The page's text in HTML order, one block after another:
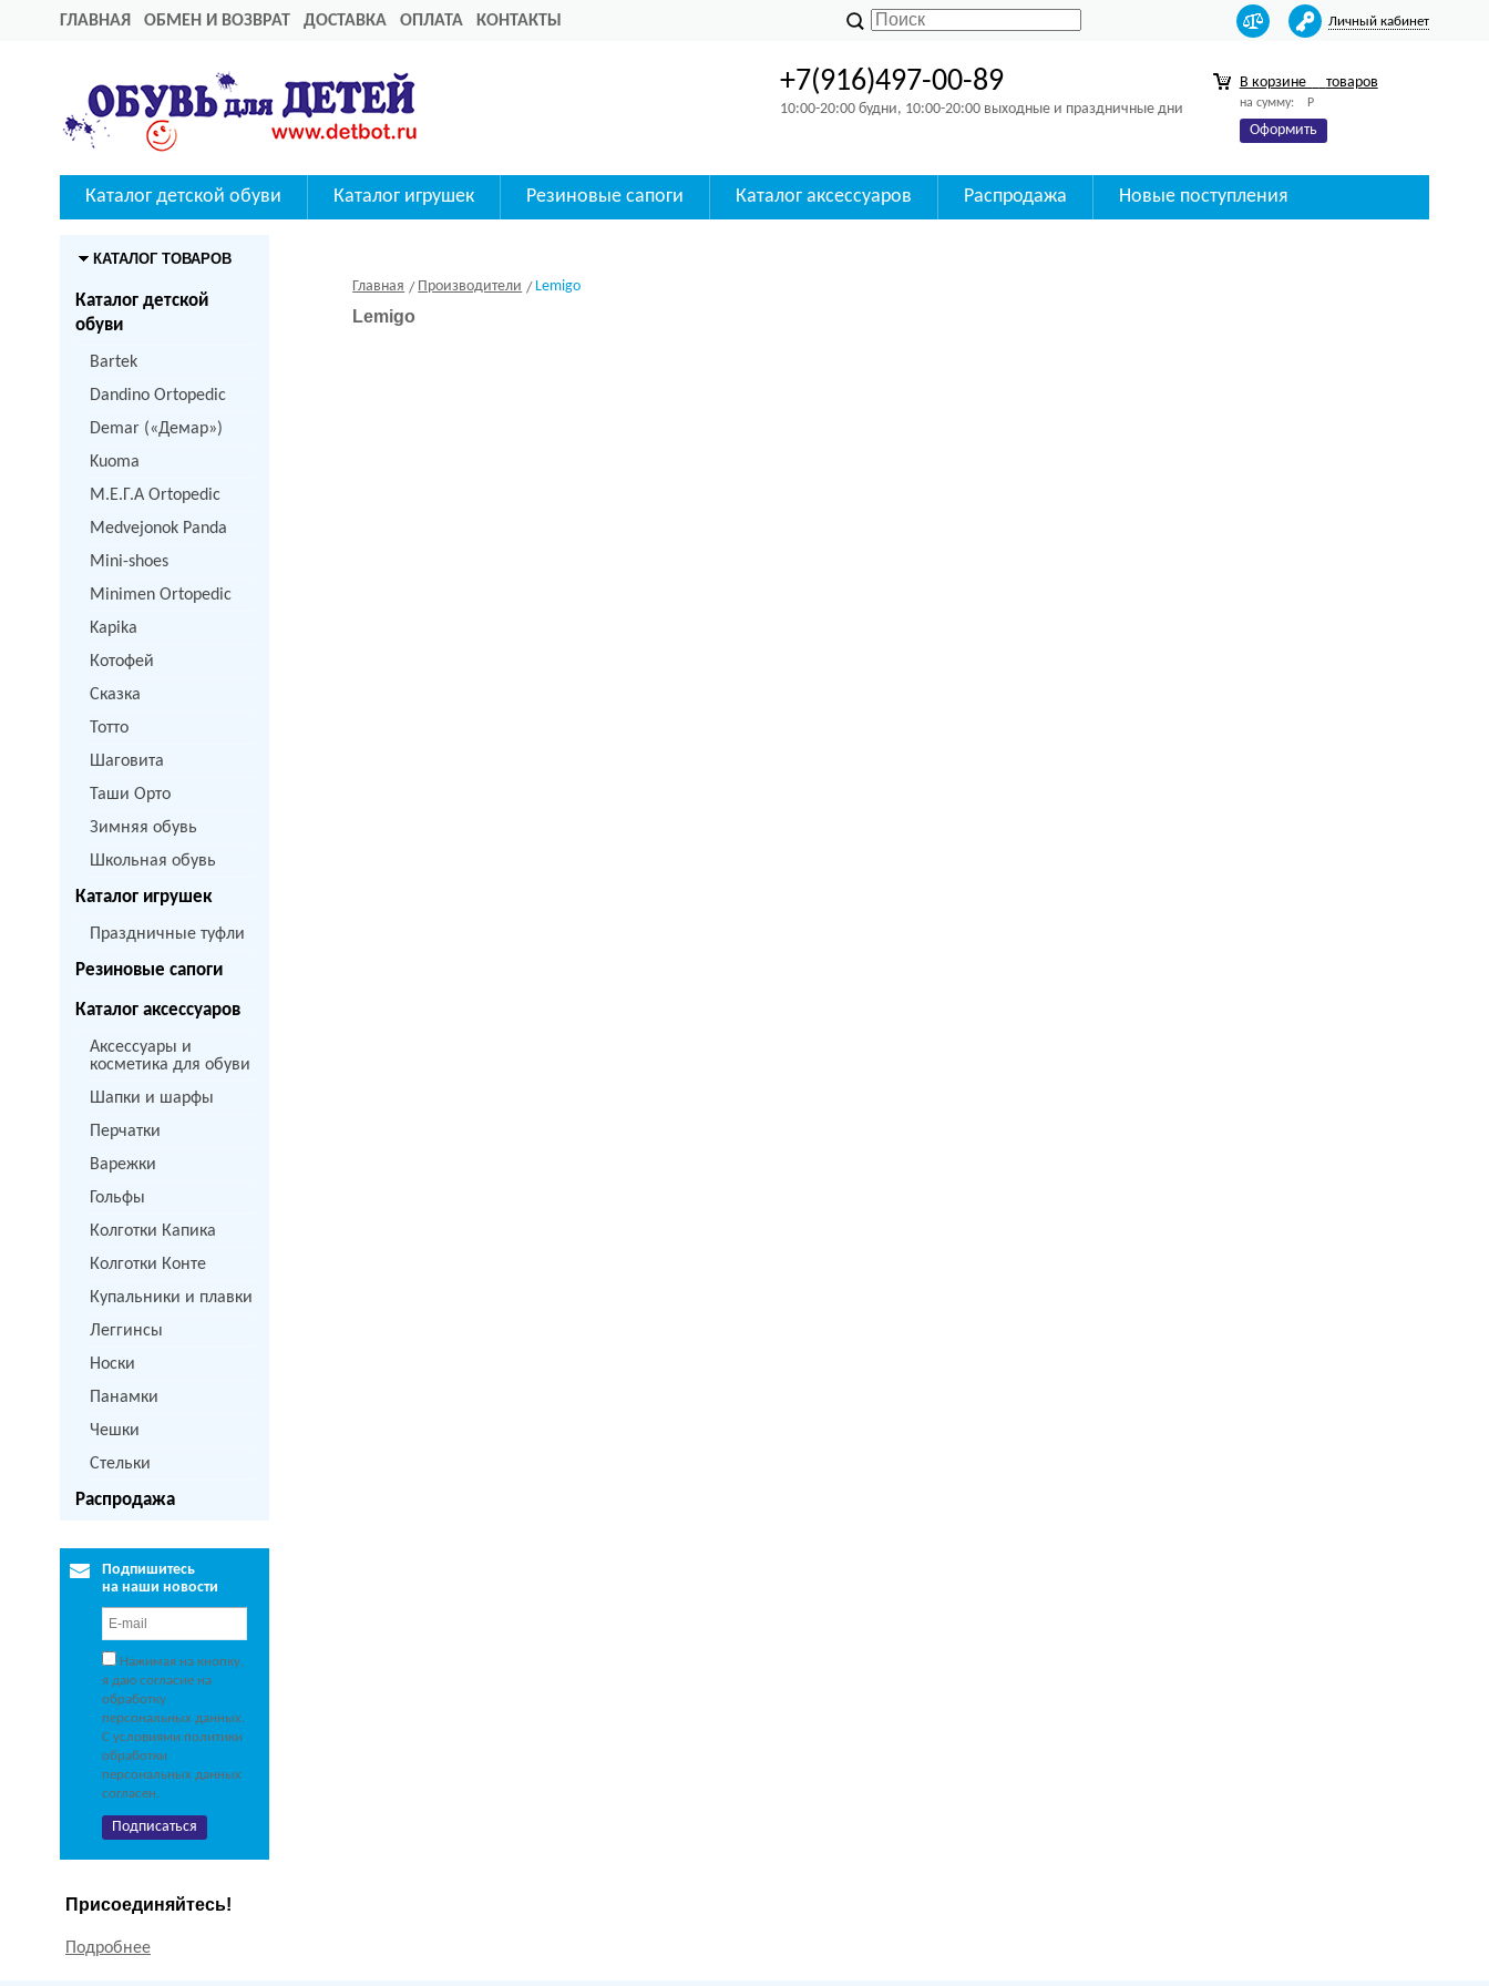
ГЛАВНАЯ ОБМЕН И ВОЗВРАТ ДОСТАВКА ОПЛАТА КОНТАКТЫ Личный кабинет
+7(916)497-00-89
10:00-20:00 будни, 10:00-20:00 выходные и праздничные дни
В корзине товаров
на сумму: Р
Оформить
Каталог детской обуви Каталог игрушек Резиновые сапоги Каталог аксессуаров Распродажа Новые поступления
КАТАЛОГ ТОВАРОВ
Каталог детской
обуви
Bartek
Dandino Ortopedic
Demar («Демар»)
Kuoma
M.Е.Г.А Ortopedic
Medvejonok Panda
Mini-shoes
Minimen Ortopedic
Kapika
Котофей
Сказка
Тотто
Шаговита
Таши Орто
Зимняя обувь
Школьная обувь
Каталог игрушек
Праздничные туфли
Резиновые сапоги
Каталог аксессуаров
Аксессуары и
косметика для обуви
Шапки и шарфы
Перчатки
Варежки
Гольфы
Колготки Капика
Колготки Конте
Купальники и плавки
Леггинсы
Носки
Панамки
Чешки
Стельки
Распродажа
Подпишитесь
на наши новости
Нажимая на кнопку,
я даю согласие на
обработку
персональных данных.
С условиями политики
обработки
персональных данных
согласен.
Присоединяйтесь!
Подробнее
Главная Производители Lemigo
Lemigo